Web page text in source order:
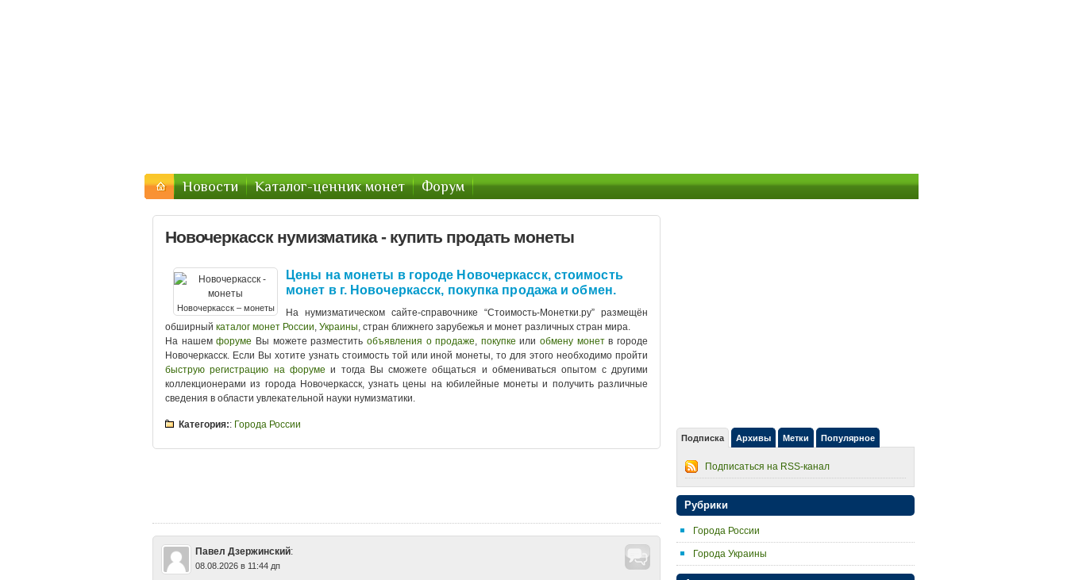
Новости Каталог-ценник монет Форум
Новочеркасск нумизматика - купить продать монеты
Новочеркасск – монеты
Цены на монеты в городе Новочеркасск, стоимость
монет в г. Новочеркасск, покупка продажа и обмен.
На нумизматическом сайте-справочнике “Стоимость-Монетки.ру” размещён
обширный каталог монет России, Украины, стран ближнего зарубежья и монет различных стран мира.
На нашемфоруме Вы можете разместить объявления о продаже, покупке илиобмену монетв городе
Новочеркасск. Если Вы хотите узнать стоимость той или иной монеты, то для этого необходимо пройти
быструю регистрацию на форуме и тогда Вы сможете общаться и обмениваться опытом с другими
коллекционерами из города Новочеркасск, узнать цены на юбилейные монеты и получить различные
сведения в области увлекательной науки нумизматики.
Категория:: Города России
Павел Дзержинский:
08.08.2026 в 11:44 дп
Подписка Архивы Метки Популярное
Подписаться на RSS-канал
Рубрики
Города России
Города Украины